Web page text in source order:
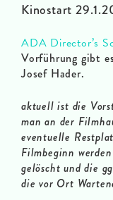
Kinostart
ADA Director’s
Vorführung gibt
Josef Hader.
aktuell ist die
man an der
eventuelle
Filmbeginn
gelöscht und die
die vor Ort